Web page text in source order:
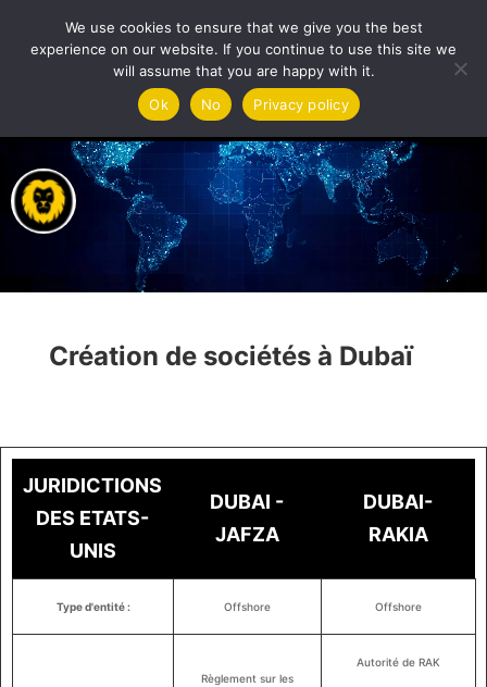
Création de sociétés à Dubaï
JURIDICTIONS
DES ETATS-
UNIS
DUBAI -
JAFZA
DUBAI-
RAKIA
Type d'entité : Offshore Offshore
Règlement sur les
Autorité de RAK
We use cookies to ensure that we give you the best
experience on our website. If you continue to use this site we
will assume that you are happy with it.
Ok
No Privacy policy